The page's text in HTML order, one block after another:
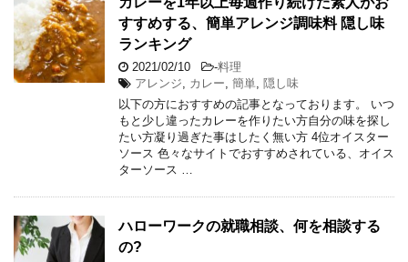
すすめする、簡単アレンジ調味料 隠し味
ランキング
2021/02/10 -料理
アレンジ, カレー, 簡単, 隠し味
以下の方におすすめの記事となっております。 いつ
もと少し違ったカレーを作りたい方自分の味を探し
たい方凝り過ぎた事はしたく無い方 4位オイスター
ソース 色々なサイトでおすすめされている、オイス
ターソース …
ハローワークの就職相談、何を相談する
の?